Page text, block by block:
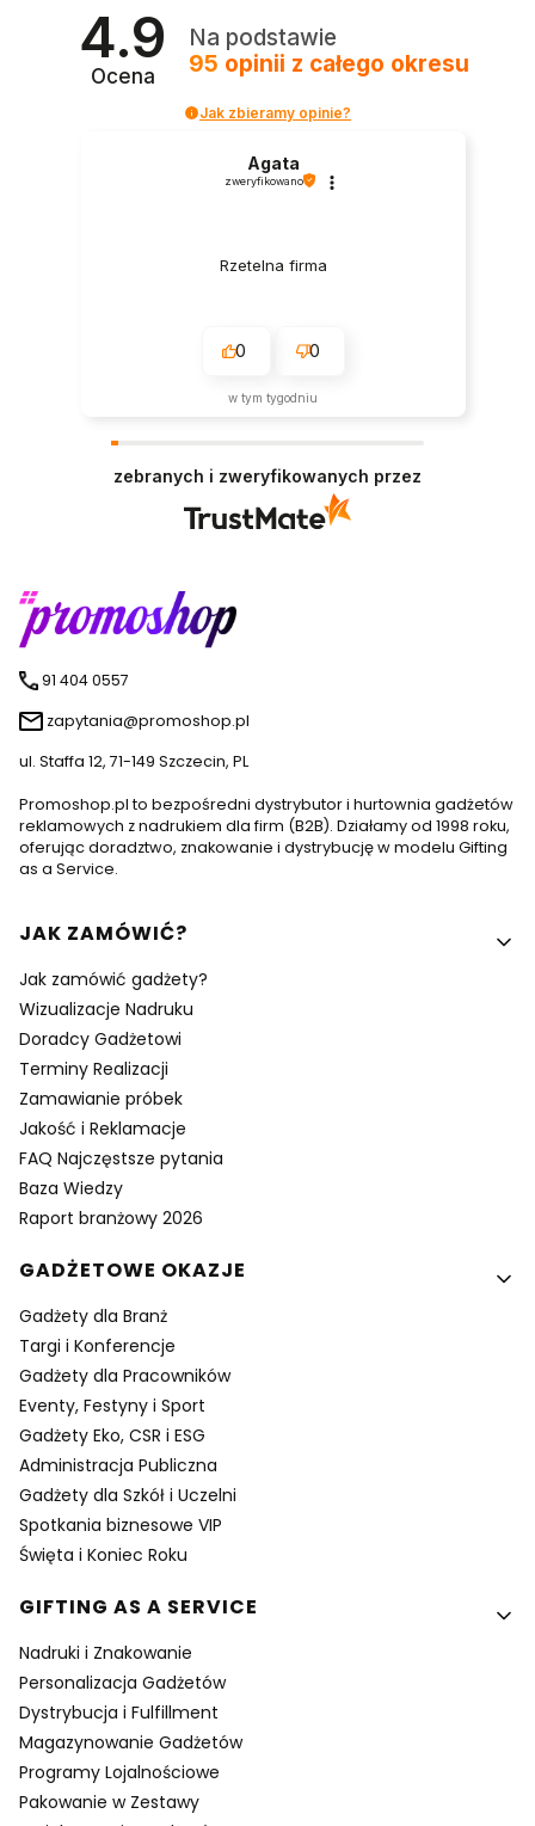
4.9
Ocena
Na podstawie
95 opinii z całego okresu
Jak zbieramy opinie?
Agata
zweryfikowano
Rzetelna firma
0 0
w tym tygodniu
zebranych i zweryfikowanych przez
91 404 0557
zapytania@promoshop.pl
ul. Staffa 12, 71-149 Szczecin, PL
Promoshop.pl to bezpośredni dystrybutor i hurtownia gadżetów
reklamowych z nadrukiem dla firm (B2B). Działamy od 1998 roku,
oferując doradztwo, znakowanie i dystrybucję w modelu Gifting
as a Service.
Linki w stopce
JAK ZAMÓWIĆ?
Jak zamówić gadżety?
Wizualizacje Nadruku
Doradcy Gadżetowi
Terminy Realizacji
Zamawianie próbek
Jakość i Reklamacje
FAQ Najczęstsze pytania
Baza Wiedzy
Raport branżowy 2026
GADŻETOWE OKAZJE
Gadżety dla Branż
Targi i Konferencje
Gadżety dla Pracowników
Eventy, Festyny i Sport
Gadżety Eko, CSR i ESG
Administracja Publiczna
Gadżety dla Szkół i Uczelni
Spotkania biznesowe VIP
Święta i Koniec Roku
GIFTING AS A SERVICE
Nadruki i Znakowanie
Personalizacja Gadżetów
Dystrybucja i Fulfillment
Magazynowanie Gadżetów
Programy Lojalnościowe
Pakowanie w Zestawy